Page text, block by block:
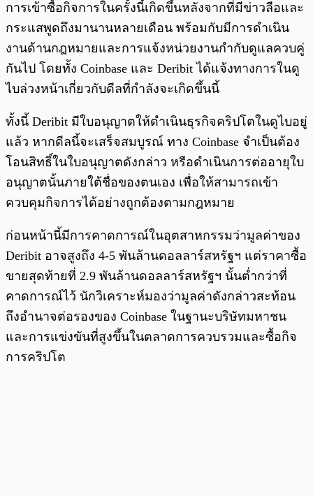
การเข้าซื้อกิจการในครั้งนี้เกิดขึ้นหลังจากที่มีข่าวลือและ
กระแสพูดถึงมานานหลายเดือน พร้อมกับมีการดำเนิน
งานด้านกฎหมายและการแจ้งหน่วยงานกำกับดูแลควบคู่
กันไป โดยทั้ง Coinbase และ Deribit ได้แจ้งทางการในดู
ไบล่วงหน้าเกี่ยวกับดีลที่กำลังจะเกิดขึ้นนี้
ทั้งนี้ Deribit มีใบอนุญาตให้ดำเนินธุรกิจคริปโตในดูไบอยู่
แล้ว หากดีลนี้จะเสร็จสมบูรณ์ ทาง Coinbase จำเป็นต้อง
โอนสิทธิ์ในใบอนุญาตดังกล่าว หรือดำเนินการต่ออายุใบ
อนุญาตนั้นภายใต้ชื่อของตนเอง เพื่อให้สามารถเข้า
ควบคุมกิจการได้อย่างถูกต้องตามกฎหมาย
ก่อนหน้านี้มีการคาดการณ์ในอุตสาหกรรมว่ามูลค่าของ
Deribit อาจสูงถึง 4-5 พันล้านดอลลาร์สหรัฐฯ แต่ราคาซื้อ
ขายสุดท้ายที่ 2.9 พันล้านดอลลาร์สหรัฐฯ นั้นต่ำกว่าที่
คาดการณ์ไว้ นักวิเคราะห์มองว่ามูลค่าดังกล่าวสะท้อน
ถึงอำนาจต่อรองของ Coinbase ในฐานะบริษัทมหาชน
และการแข่งขันที่สูงขึ้นในตลาดการควบรวมและซื้อกิจ
การคริปโต